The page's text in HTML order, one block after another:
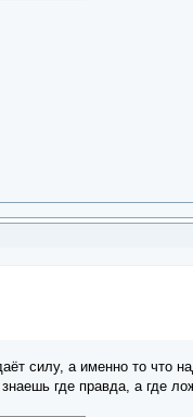
силу, а именно то что
знаешь где правда, а где